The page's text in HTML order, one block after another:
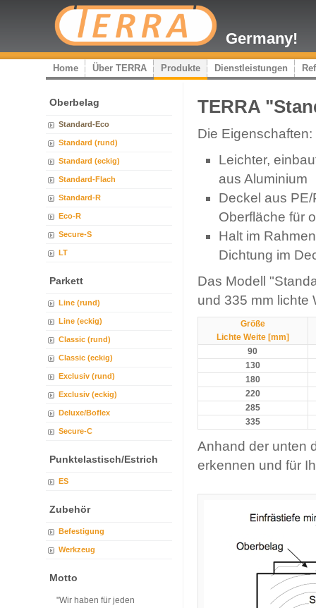
Germany!
Home Über TERRA Produkte Dienstleistungen
Oberbelag
Standard-Eco
Standard (rund)
Standard (eckig)
Standard-Flach
Standard-R
Eco-R
Secure-S
LT
Parkett
Line (rund)
Line (eckig)
Classic (rund)
Classic (eckig)
Exclusiv (rund)
Exclusiv (eckig)
Deluxe/Boflex
Secure-C
Punktelastisch/Estrich
ES
Zubehör
Befestigung
Werkzeug
Motto
"Wir haben für jeden
TERRA
Die Eigenschaften:
Leichter,
aus Aluminium
Deckel aus
Oberfläche für
Halt im
Dichtung im
Das Modell
und 335 mm lichte
Größe
Lichte Weite [mm]
90
130
180
220
285
335
Anhand der unten
erkennen und für